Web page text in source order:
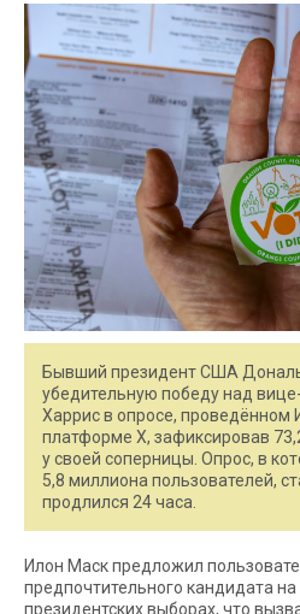
Бывший президент США
убедительную победу над
Харрис в опросе, проведённом
платформе X, зафиксировав
у своей соперницы. Опрос, в
5,8 миллиона пользователей,
продлился 24 часа.
Илон Маск предложил
предпочтительного кандидата
президентских выборах, что